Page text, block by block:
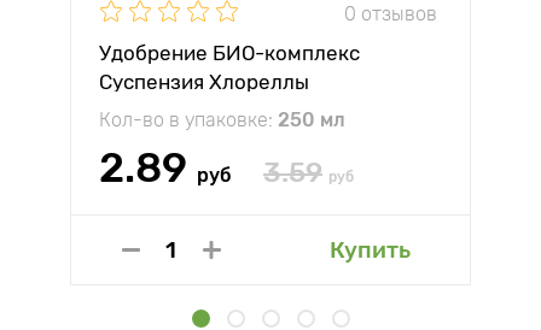
0 отзывов
Удобрение БИО-комплекс
Суспензия Хлореллы
Кол-во в упаковке: 250 мл
2.89 руб 3.59 руб
Купить